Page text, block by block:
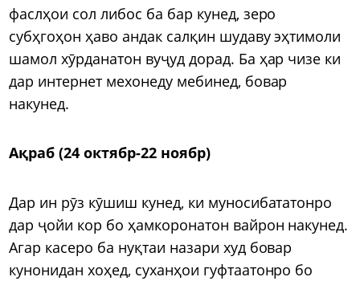
фаслҳои сол либос ба бар кунед, зеро
субҳгоҳон ҳаво андак салқин шудаву эҳтимоли
шамол хӯрданатон вуҷуд дорад. Ба ҳар чизе ки
дар интернет мехонеду мебинед, бовар
накунед.
Ақраб (24 октябр-22 ноябр)
Дар ин рӯз кӯшиш кунед, ки муносибататонро
дар ҷойи кор бо ҳамкоронатон вайрон накунед.
Агар касеро ба нуқтаи назари худ бовар
кунонидан хоҳед, суханҳои гуфтаатонро бо